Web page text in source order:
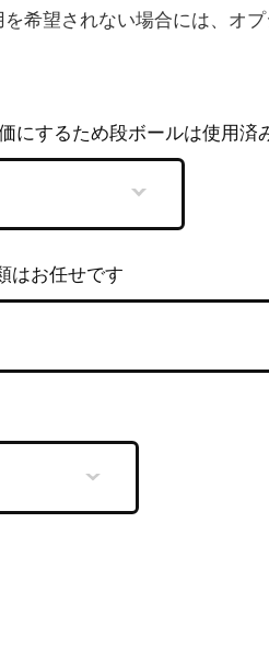
希望されない場合には、オ
にするため段ボールは使用済
はお任せです